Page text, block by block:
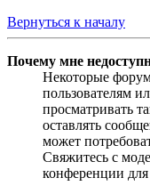
Вернуться к началу
Почему мне
Некоторые
пользователям
просматривать
оставлять
может
Свяжитесь с
конференции для